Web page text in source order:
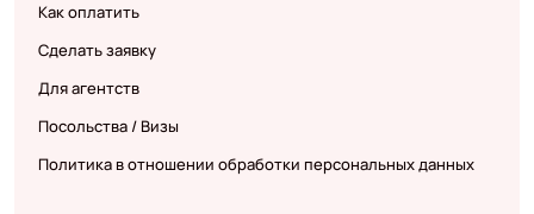
Как оплатить
Сделать заявку
Для агентств
Посольства / Визы
Политика в отношении обработки персональных данных